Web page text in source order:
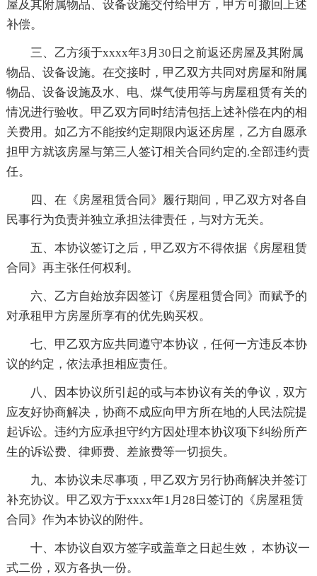
屋及其附属物品、设备设施交付给甲方，甲方可撤回上述
补偿。
三、乙方须于xxxx年3月30日之前返还房屋及其附属
物品、设备设施。在交接时，甲乙双方共同对房屋和附属
物品、设备设施及水、电、煤气使用等与房屋租赁有关的
情况进行验收。甲乙双方同时结清包括上述补偿在内的相
关费用。如乙方不能按约定期限内返还房屋，乙方自愿承
担甲方就该房屋与第三人签订相关合同约定的.全部违约责
任。
四、在《房屋租赁合同》履行期间，甲乙双方对各自
民事行为负责并独立承担法律责任，与对方无关。
五、本协议签订之后，甲乙双方不得依据《房屋租赁
合同》再主张任何权利。
六、乙方自始放弃因签订《房屋租赁合同》而赋予的
对承租甲方房屋所享有的优先购买权。
七、甲乙双方应共同遵守本协议，任何一方违反本协
议的约定，依法承担相应责任。
八、因本协议所引起的或与本协议有关的争议，双方
应友好协商解决，协商不成应向甲方所在地的人民法院提
起诉讼。违约方应承担守约方因处理本协议项下纠纷所产
生的诉讼费、律师费、差旅费等一切损失。
九、本协议未尽事项，甲乙双方另行协商解决并签订
补充协议。甲乙双方于xxxx年1月28日签订的《房屋租赁
合同》作为本协议的附件。
十、本协议自双方签字或盖章之日起生效， 本协议一
式二份，双方各执一份。